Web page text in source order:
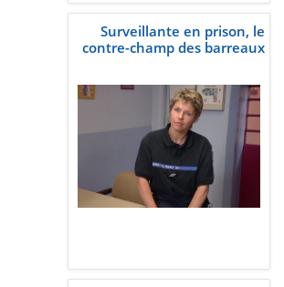
Surveillante en prison, le
contre-champ des barreaux